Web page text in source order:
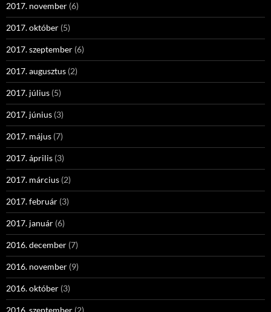
2017. november (6)
2017. október (5)
2017. szeptember (6)
2017. augusztus (2)
2017. július (5)
2017. június (3)
2017. május (7)
2017. április (3)
2017. március (2)
2017. február (3)
2017. január (6)
2016. december (7)
2016. november (9)
2016. október (3)
2016. szeptember (2)